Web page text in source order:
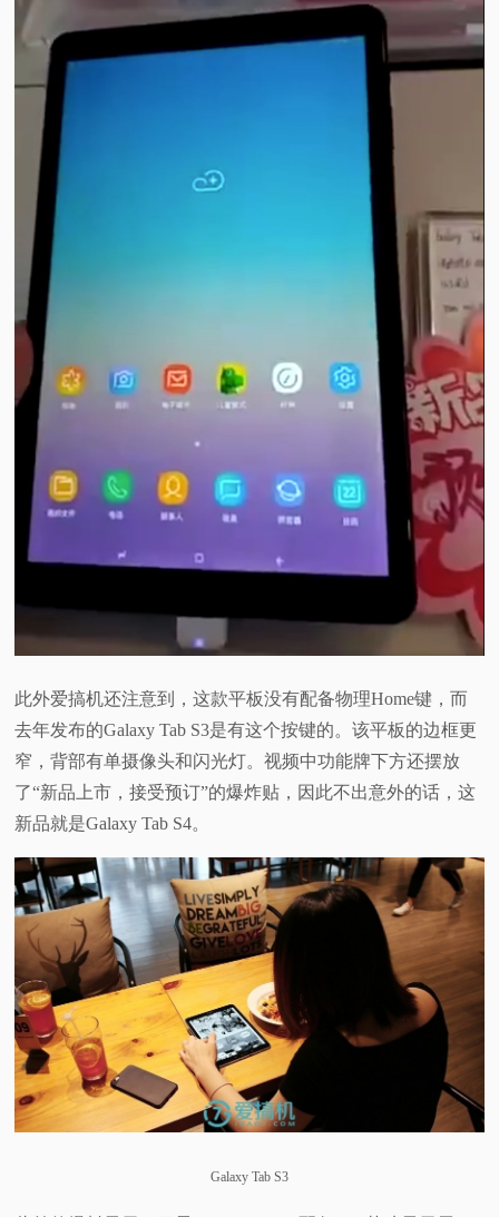
此外爱搞机还注意到，这款平板没有配备物理Home键，而
去年发布的Galaxy Tab S3是有这个按键的。该平板的边框更
窄，背部有单摄像头和闪光灯。视频中功能牌下方还摆放
了“新品上市，接受预订”的爆炸贴，因此不出意外的话，这
新品就是Galaxy Tab S4。
Galaxy Tab S3